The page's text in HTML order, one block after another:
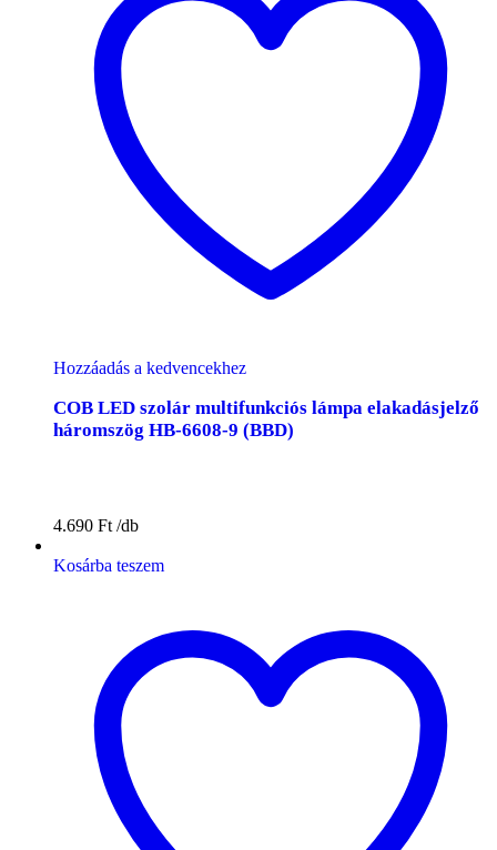
Hozzáadás a kedvencekhez
COB LED szolár multifunkciós lámpa elakadásjelző
háromszög HB-6608-9 (BBD)
4.690 Ft
Kosárba teszem